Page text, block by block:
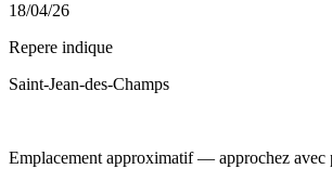
18/04/26
Repere indique
Saint-Jean-des-Champs
Emplacement approximatif — approchez avec